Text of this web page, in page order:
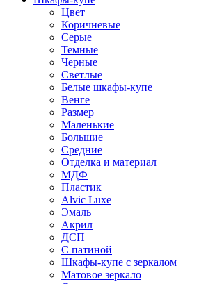
Цвет
Коричневые
Серые
Темные
Черные
Светлые
Белые шкафы-купе
Венге
Размер
Маленькие
Большие
Средние
Отделка и материал
МДФ
Пластик
Alvic Luxe
Эмаль
Акрил
ДСП
С патиной
Шкафы-купе с зеркалом
Матовое зеркало